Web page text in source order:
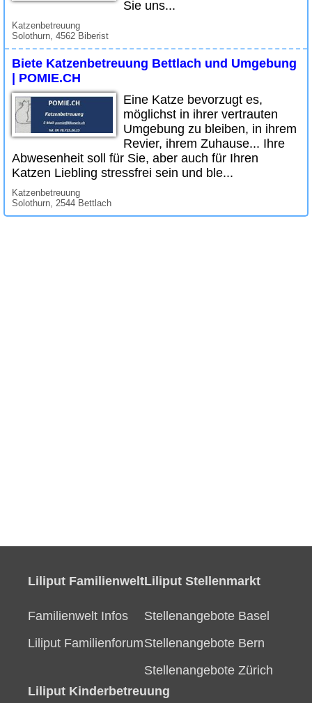
Sie uns...
Katzenbetreuung
Solothurn, 4562 Biberist
Biete Katzenbetreuung Bettlach und Umgebung
| POMIE.CH
Eine Katze bevorzugt es,
möglichst in ihrer vertrauten
Umgebung zu bleiben, in ihrem
Revier, ihrem Zuhause... Ihre
Abwesenheit soll für Sie, aber auch für Ihren
Katzen Liebling stressfrei sein und ble...
Katzenbetreuung
Solothurn, 2544 Bettlach
Liliput Familienwelt
Familienwelt Infos
Liliput Familienforum
Liliput Stellenmarkt
Stellenangebote Basel
Stellenangebote Bern
Stellenangebote Zürich
Liliput Kinderbetreuung